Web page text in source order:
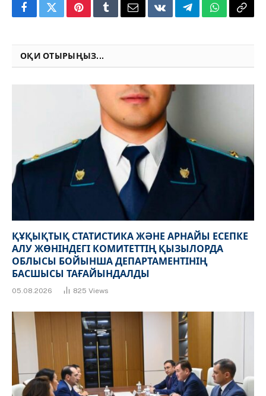
FacebookTwitterPinterestTumblrEmailVKontakteTelegramWhatsApp
Copy
ОҚИ ОТЫРЫҢЫЗ...
ҚҰҚЫҚТЫҚ СТАТИСТИКА ЖӘНЕ АРНАЙЫ ЕСЕПКЕ
АЛУ ЖӨНІНДЕГІ КОМИТЕТТІҢ ҚЫЗЫЛОРДА
ОБЛЫСЫ БОЙЫНША ДЕПАРТАМЕНТІНІҢ
БАСШЫСЫ ТАҒАЙЫНДАЛДЫ
05.08.2026 825 Views